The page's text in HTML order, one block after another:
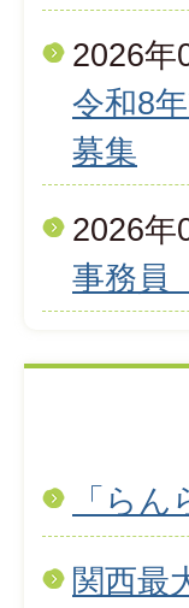
2026年
令和8
募集
2026年
事務員
「ら
関西最